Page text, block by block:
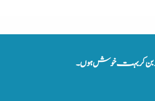
بن کر بہت خوش ہوں۔